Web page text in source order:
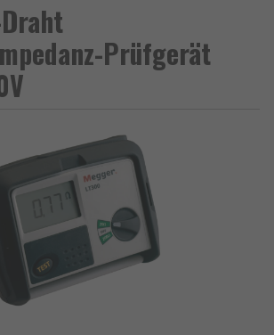
Prüfgerät